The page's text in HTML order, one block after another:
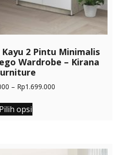
2 Pintu Minimalis
Wardrobe – Kirana
– Rp1.699.000Rentang
Pilih opsi
Produk
varian.